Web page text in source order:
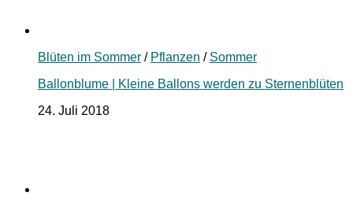
Blüten im Sommer / Pflanzen / Sommer
Ballonblume | Kleine Ballons werden zu Sternenblüten
24. Juli 2018